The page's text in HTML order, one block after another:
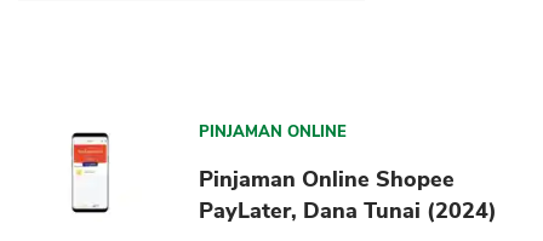
PINJAMAN ONLINE
Pinjaman Online Shopee
PayLater, Dana Tunai (2024)